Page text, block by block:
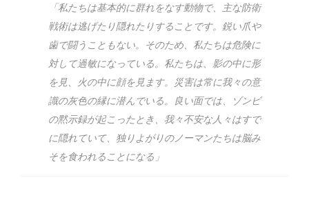
「私たちは基本的に群れをなす動物で、主な防衛
戦術は逃げたり隠れたりすることです。鋭い爪や
歯で闘うこともない。そのため、私たちは危険に
対して過敏になっている。私たちは、影の中に形
を見、火の中に顔を見ます。災害は常に我々の意
識の灰色の縁に潜んでいる。良い面では、ゾンビ
の黙示録が起こったとき、我々不安な人々はすで
に隠れていて、独りよがりのノーマンたちは脳み
そを食われることになる」